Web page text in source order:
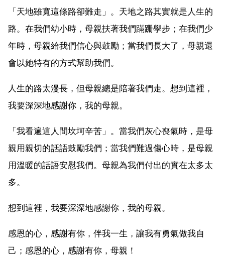
「天地雖寬這條路卻難走」。天地之路其實就是人生的
路。在我們幼小時，母親扶著我們蹣跚學步；在我們少
年時，母親給我們信心與鼓勵；當我們長大了，母親還
會以她特有的方式幫助我們。
人生的路太漫長，但母親總是陪著我們走。想到這裡，
我要深深地感謝你，我的母親。
「我看遍這人間坎坷辛苦」。當我們灰心喪氣時，是母
親用親切的話語鼓勵我們；當我們難過傷心時，是母親
用溫暖的話語安慰我們。母親為我們付出的實在太多太
多。
想到這裡，我要深深地感謝你，我的母親。
感恩的心，感謝有你，伴我一生，讓我有勇氣做我自
己；感恩的心，感謝有你，母親！